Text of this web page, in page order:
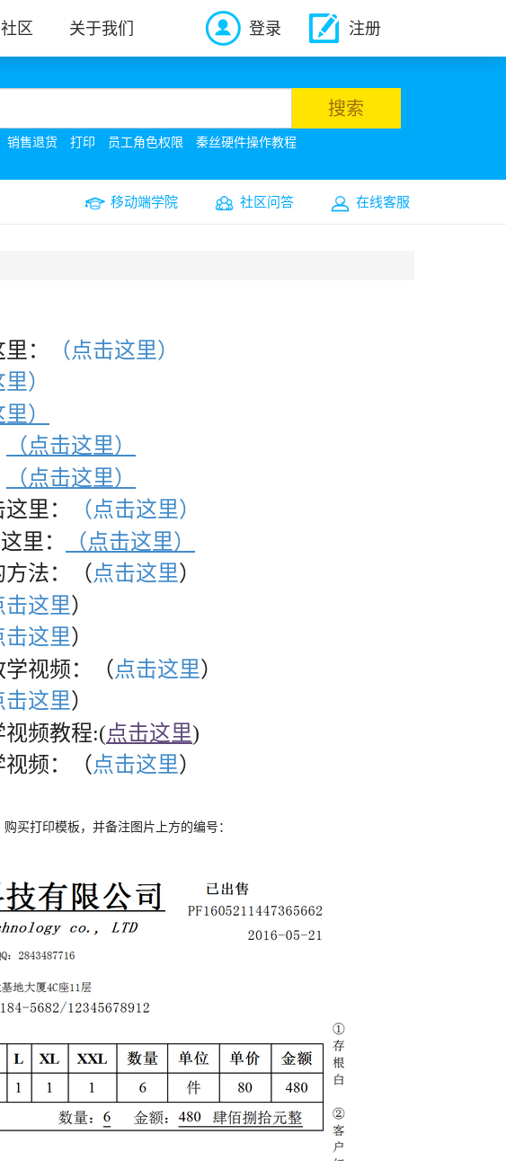
社区 关于我们 登录 注册
搜索
销售退货 打印 员工角色权限 秦丝硬件操作教程
移动端学院 社区问答 在线客服
：
（点击这里）
）
）
（点击这里）
（点击这里）
里：
（点击这里）
里：
（点击这里）
法：（点击这里）
击这里）
击这里）
视频：（点击这里）
击这里）
视频教程:(点击这里)
频：（点击这里）
购买打印模板，并备注图片上方的编号：